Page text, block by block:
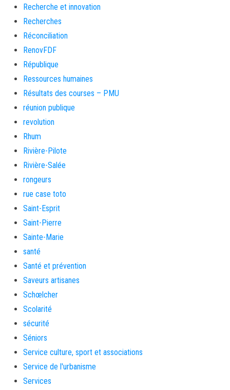
Recherche et innovation
Recherches
Réconciliation
RenovFDF
République
Ressources humaines
Résultats des courses – PMU
réunion publique
revolution
Rhum
Rivière-Pilote
Rivière-Salée
rongeurs
rue case toto
Saint-Esprit
Saint-Pierre
Sainte-Marie
santé
Santé et prévention
Saveurs artisanes
Schœlcher
Scolarité
sécurité
Séniors
Service culture, sport et associations
Service de l'urbanisme
Services